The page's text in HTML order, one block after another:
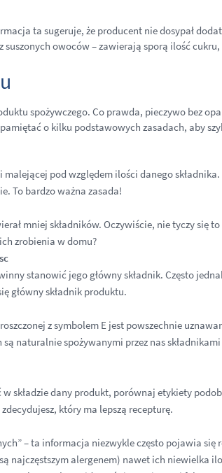
ta sugeruje, że producent nie dosypał
suszonych owoców – zawierają sporą ilość
spożywczego. Co prawda, pieczywo bez
o kilku podstawowych zasadach, aby
pod względem ilości danego
To bardzo ważna zasada!
mniej składników. Oczywiście, nie tyczy się
zrobienia w domu?
stanowić jego główny składnik. Często
główny składnik produktu.
z symbolem E jest powszechnie
są naturalnie spożywanymi przez nas
składzie dany produkt, porównaj etykiety
który ma lepszą recepturę.
– ta informacja niezwykle często pojawia
najczęstszym alergenem) nawet ich niewielka